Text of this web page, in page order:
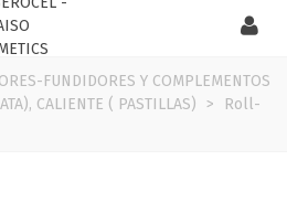
FUNDIDORES Y COMPLEMENTOS
CALIENTE ( PASTILLAS) >
Roll-